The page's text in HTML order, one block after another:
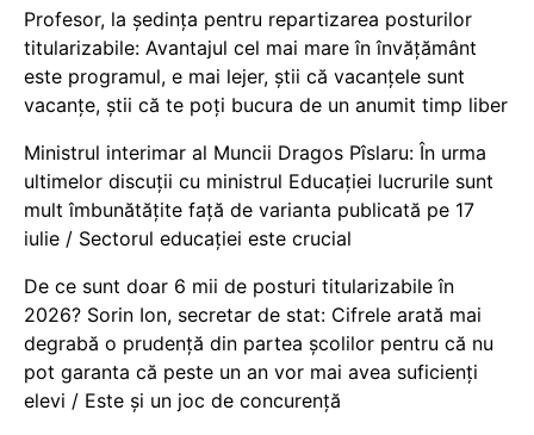
Profesor, la ședința pentru repartizarea posturilor
titularizabile: Avantajul cel mai mare în învățământ
este programul, e mai lejer, știi că vacanțele sunt
vacanţe, știi că te poți bucura de un anumit timp liber
Ministrul interimar al Muncii Dragos Pîslaru: În urma
ultimelor discuții cu ministrul Educației lucrurile sunt
mult îmbunătățite față de varianta publicată pe 17
iulie / Sectorul educației este crucial
De ce sunt doar 6 mii de posturi titularizabile în
2026? Sorin Ion, secretar de stat: Cifrele arată mai
degrabă o prudență din partea școlilor pentru că nu
pot garanta că peste un an vor mai avea suficienți
elevi / Este și un joc de concurență